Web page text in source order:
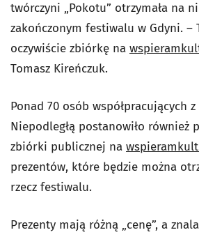
twórczyni „Pokotu” otrzymała na
zakończonym festiwalu w Gdyni. –
oczywiście zbiórkę na
Tomasz Kireńczuk.
Ponad 70 osób współpracujących
Niepodległą postanowiło również
zbiórki publicznej na
prezentów, które będzie można
rzecz festiwalu.
Prezenty mają różną „cenę”, a